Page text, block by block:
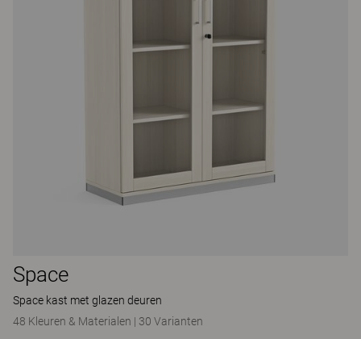
Space
Space kast met glazen deuren
48 Kleuren & Materialen | 30 Varianten